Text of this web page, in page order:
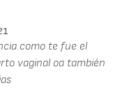
como te fue el
vaginal oa también